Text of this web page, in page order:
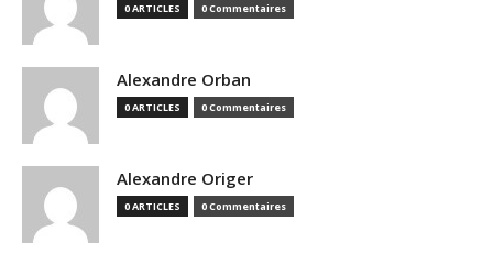
0 ARTICLES 0 Commentaires
Alexandre Orban
0 ARTICLES 0 Commentaires
Alexandre Origer
0 ARTICLES 0 Commentaires